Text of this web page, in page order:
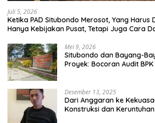
Juli 5, 2026
Ketika PAD Situbondo Merosot, Yang Harus
Hanya Kebijakan Pusat, Tetapi Juga Cara
Mei 9, 2026
Situbondo dan Bayang-
Proyek: Bocoran Audit
Desember 13, 2025
Dari Anggaran ke
Konstruksi dan